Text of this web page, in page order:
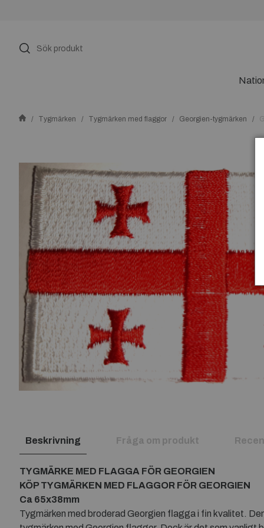
Tygmärken Tygmärken med flaggor Georgien-tygmärken
Beskrivning Fråga om produkt
TYGMÄRKE MED FLAGGA FÖR GEORGIEN
KÖP TYGMÄRKEN MED FLAGGOR FÖR GEORGIEN
Ca 65x38mm
Tygmärken med broderad Georgien flagga i fin kvalitet.